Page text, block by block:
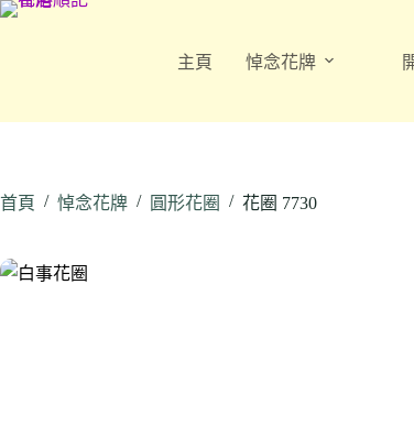
跳
內
主頁 悼念花牌
首頁 / 悼念花牌 / 圓形花圈 / 花圈 7730